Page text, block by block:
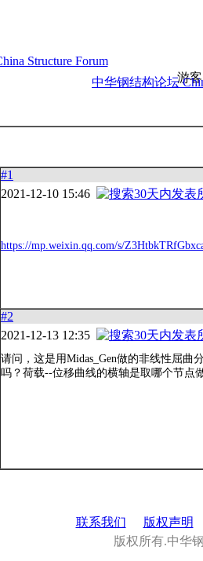
游
中华钢结构论坛
#1
2021-12-10 15:46
https://mp.weixin.qq.com/s/
#2
2021-12-13 12:35
请问，这是用Midas_Gen做的非线性屈曲
吗？荷载--位移曲线的横轴是取哪个节点
联系我们
版权声明
版权所有.中华